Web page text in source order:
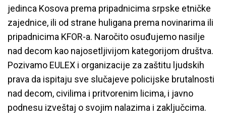
jedinca Kosova prema pripadnicima srpske etničke
zajednice, ili od strane huligana prema novinarima ili
pripadnicima KFOR-a. Naročito osuđujemo nasilje
nad decom kao najosetljivijom kategorijom društva.
Pozivamo EULEX i organizacije za zaštitu ljudskih
prava da ispitaju sve slučajeve policijske brutalnosti
nad decom, civilima i pritvorenim licima, i javno
podnesu izveštaj o svojim nalazima i zaključcima.